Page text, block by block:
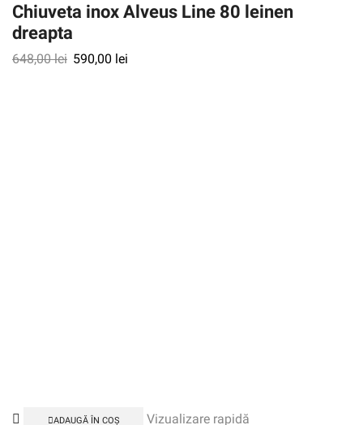
Chiuveta inox Alveus Line 80 leinen
dreapta
648,00lei 590,00 lei
ADAUGĂ ÎN COȘ Vizualizare rapidă